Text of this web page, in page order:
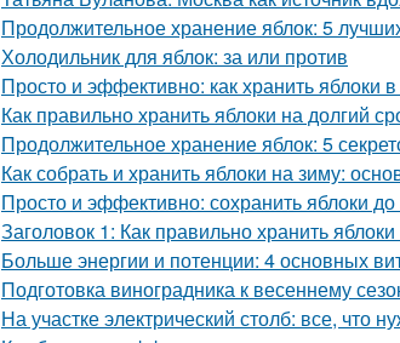
Продолжительное хранение яблок: 5
Холодильник для яблок: за или против
Просто и эффективно: как хранить яблоки
Как правильно хранить яблоки на долгий
Продолжительное хранение яблок: 5
Как собрать и хранить яблоки на зиму:
Просто и эффективно: сохранить яблоки
Заголовок 1: Как правильно хранить
Больше энергии и потенции: 4 основных
Подготовка виноградника к весеннему
На участке электрический столб: все, что